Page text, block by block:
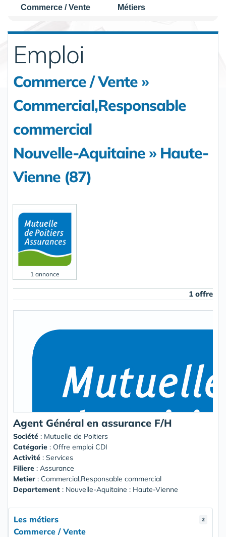
Commerce / Vente
Métiers
Emploi
Commerce / Vente »
Commercial,Responsable
commercial
Nouvelle-Aquitaine » Haute-
Vienne (87)
1 annonce
1 offre
Agent Général en assurance F/H
Société : Mutuelle de Poitiers
Catégorie : Offre emploi CDI
Activité : Services
Filiere : Assurance
Metier : Commercial,Responsable commercial
Departement : Nouvelle-Aquitaine : Haute-Vienne
2
Les métiers
Commerce / Vente